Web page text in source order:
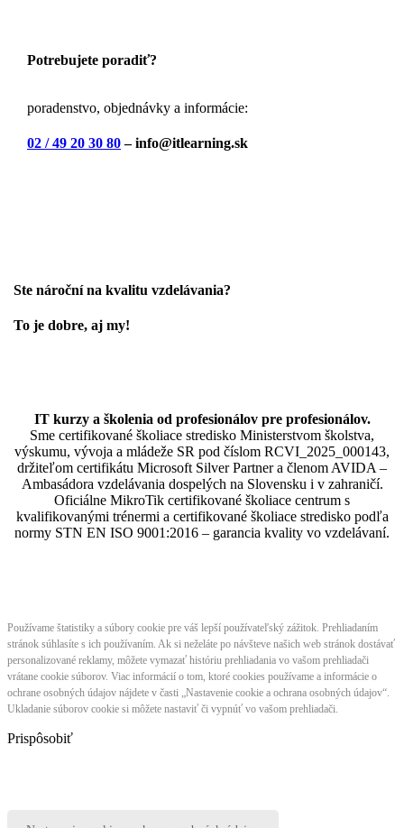
Potrebujete poradiť?
poradenstvo, objednávky a informácie:
02 / 49 20 30 80– info@itlearning.sk
Ste nároční na kvalitu vzdelávania?
To je dobre, aj my!
IT kurzy a školenia od profesionálov pre profesionálov.
Sme certifikované školiace stredisko Ministerstvom školstva,
výskumu, vývoja a mládeže SR pod číslom RCVI_2025_000143,
držiteľom certifikátu Microsoft Silver Partner a členom AVIDA –
Ambasádora vzdelávania dospelých na Slovensku i v zahraničí.​​​​​​​​​​​​​​​​
Oficiálne MikroTik certifikované školiace centrum s
kvalifikovanými trénermi ​​​​​​​​​​a certifikované školiace stredisko podľa
normy STN EN ISO 9001:2016 – garancia kvality vo vzdelávaní.
Používame štatistiky a súbory cookie pre váš lepší používateľský zážitok. Prehliadaním
stránok súhlasíte s ich používaním. Ak si neželáte po návšteve našich web stránok dostávať
personalizované reklamy, môžete vymazať históriu prehliadania vo vašom prehliadači
vrátane cookie súborov. Viac informácií o tom, ktoré cookies používame a informácie o
ochrane osobných údajov nájdete v časti „Nastavenie cookie a ochrana osobných údajov“.
Ukladanie súborov cookie si môžete nastaviť či vypnúť vo vašom prehliadači.
Prispôsobiť